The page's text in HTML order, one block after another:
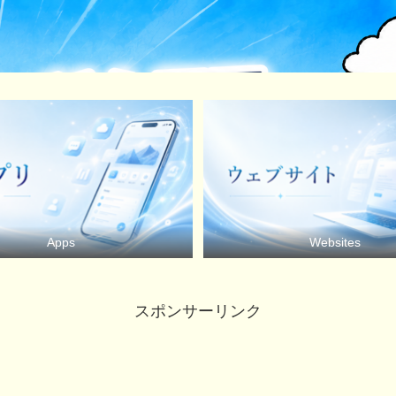
Apps Websites
スポンサーリンク